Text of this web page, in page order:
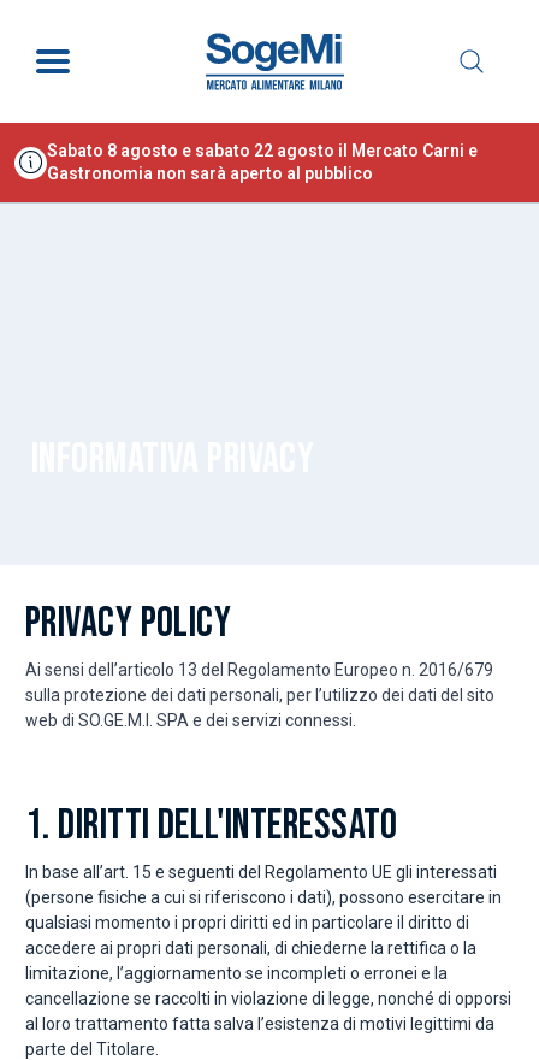
Sabato 8 agosto e sabato 22 agosto il Mercato Carni e
Gastronomia non sarà aperto al pubblico
PRIVACY POLICY
Ai sensi dell’articolo 13 del Regolamento Europeo n. 2016/679
sulla protezione dei dati personali, per l’utilizzo dei dati del sito
web di SO.GE.M.I. SPA e dei servizi connessi.
1. DIRITTI DELL'INTERESSATO
In base all’art. 15 e seguenti del Regolamento UE gli interessati
(persone fisiche a cui si riferiscono i dati), possono esercitare in
qualsiasi momento i propri diritti ed in particolare il diritto di
accedere ai propri dati personali, di chiederne la rettifica o la
limitazione, l’aggiornamento se incompleti o erronei e la
cancellazione se raccolti in violazione di legge, nonché di opporsi
al loro trattamento fatta salva l’esistenza di motivi legittimi da
parte del Titolare.